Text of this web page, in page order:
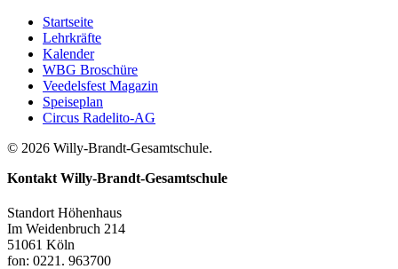
Startseite
Lehrkräfte
Kalender
WBG Broschüre
Veedelsfest Magazin
Speiseplan
Circus Radelito-AG
© 2026 Willy-Brandt-Gesamtschule.
Kontakt Willy-Brandt-Gesamtschule
Standort Höhenhaus
Im Weidenbruch 214
51061 Köln
fon: 0221. 963700